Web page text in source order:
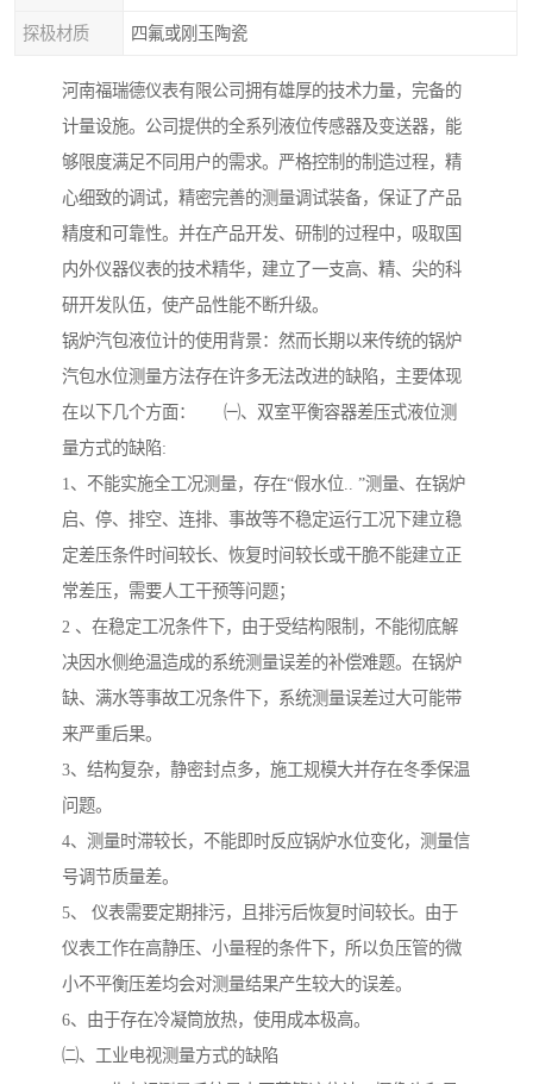
探极材质 四氟或刚玉陶瓷
河南福瑞德仪表有限公司拥有雄厚的技术力量，完备的
计量设施。公司提供的全系列液位传感器及变送器，能
够限度满足不同用户的需求。严格控制的制造过程，精
心细致的调试，精密完善的测量调试装备，保证了产品
精度和可靠性。并在产品开发、研制的过程中，吸取国
内外仪器仪表的技术精华，建立了一支高、精、尖的科
研开发队伍，使产品性能不断升级。
锅炉汽包液位计的使用背景：然而长期以来传统的锅炉
汽包水位测量方法存在许多无法改进的缺陷，主要体现
在以下几个方面： ㈠、双室平衡容器差压式液位测
量方式的缺陷:
1、不能实施全工况测量，存在“假水位.. ”测量、在锅炉
启、停、排空、连排、事故等不稳定运行工况下建立稳
定差压条件时间较长、恢复时间较长或干脆不能建立正
常差压，需要人工干预等问题；
2 、在稳定工况条件下，由于受结构限制，不能彻底解
决因水侧绝温造成的系统测量误差的补偿难题。在锅炉
缺、满水等事故工况条件下，系统测量误差过大可能带
来严重后果。
3、结构复杂，静密封点多，施工规模大并存在冬季保温
问题。
4、测量时滞较长，不能即时反应锅炉水位变化，测量信
号调节质量差。
5、 仪表需要定期排污，且排污后恢复时间较长。由于
仪表工作在高静压、小量程的条件下，所以负压管的微
小不平衡压差均会对测量结果产生较大的误差。
6、由于存在冷凝筒放热，使用成本极高。
㈡、工业电视测量方式的缺陷